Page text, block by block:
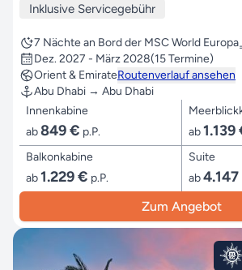
Inklusive Servicegebühr
7 Nächte an Bord der MSC World Europa
Dez. 2027 - März 2028(15 Termine)
Orient & EmirateRoutenverlauf ansehen
Abu Dhabi → Abu Dhabi
Innenkabine
ab849 € p.P.
ab1.139
Balkonkabine
ab1.229 € p.P.
Suite
ab
Zum Angebot